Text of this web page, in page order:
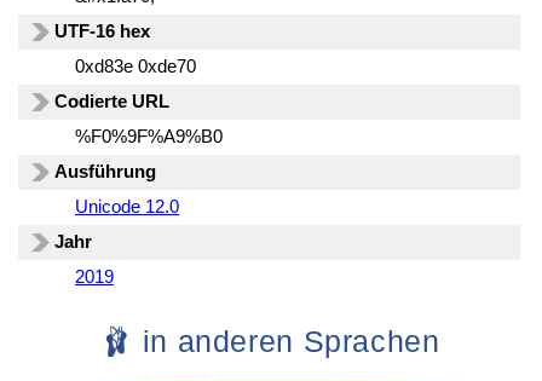
UTF-16 hex
0xd83e 0xde70
Codierte URL
%F0%9F%A9%B0
Ausführung
Unicode 12.0
Jahr
2019
🩰 in anderen Sprachen